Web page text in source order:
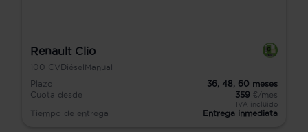
Renault Clio
100 CVDiéselManual
Plazo
36, 48, 60 meses
Cuota desde
359 €/mes
IVA incluido
Tiempo de entrega Entrega inmediata